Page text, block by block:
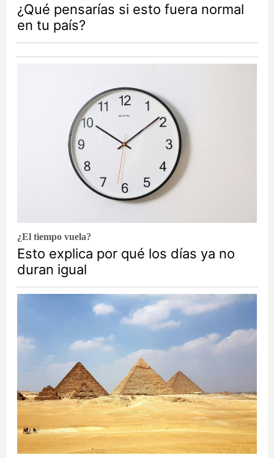
¿Qué pensarías si esto fuera normal
en tu país?
¿El tiempo vuela?
Esto explica por qué los días ya no
duran igual